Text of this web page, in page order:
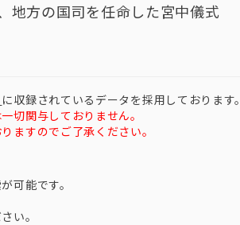
地方の国司を任命した宮中儀式
に収録されているデータを採用しております。
切関与しておりません。
ますのでご了承ください。
可能です。
い。